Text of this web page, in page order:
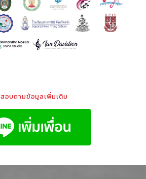
สอบถามข้อมูลเพิ่มเติม